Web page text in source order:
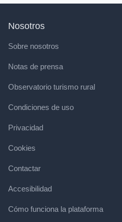
Nosotros
Sobre nosotros
Notas de prensa
Observatorio turismo rural
Condiciones de uso
Privacidad
Cookies
Contactar
Accesibilidad
Cómo funciona la plataforma